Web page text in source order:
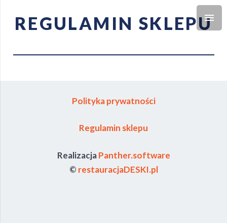
REGULAMIN SKLEPU
Polityka prywatności
Regulamin sklepu
RealizacjaPanther.software
© restauracjaDESKI.pl